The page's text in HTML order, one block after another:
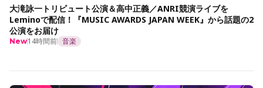
大滝詠一トリビュート公演＆高中正義／ANRI競演ライブを
Leminoで配信！『MUSIC AWARDS JAPAN WEEK』から話題の2
公演をお届け
New14時間前 音楽